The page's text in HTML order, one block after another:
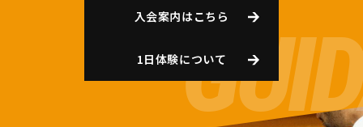
入会案内はこちら
1日体験について